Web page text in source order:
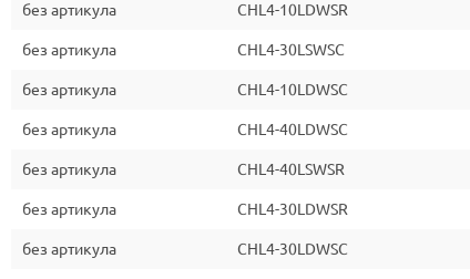
без артикула CHL4-10LDWSR
без артикула CHL4-30LSWSC
без артикула CHL4-10LDWSC
без артикула CHL4-40LDWSC
без артикула CHL4-40LSWSR
без артикула CHL4-30LDWSR
без артикула CHL4-30LDWSC